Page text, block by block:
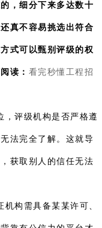
，细分下来多达数十
真不容易挑选出符合
式可以甄别评级的权
读： 看完秒懂工程招
评级机构是否严格遵
法完全了解。这就导
获取别人的信任无法
构需具备某某许可、